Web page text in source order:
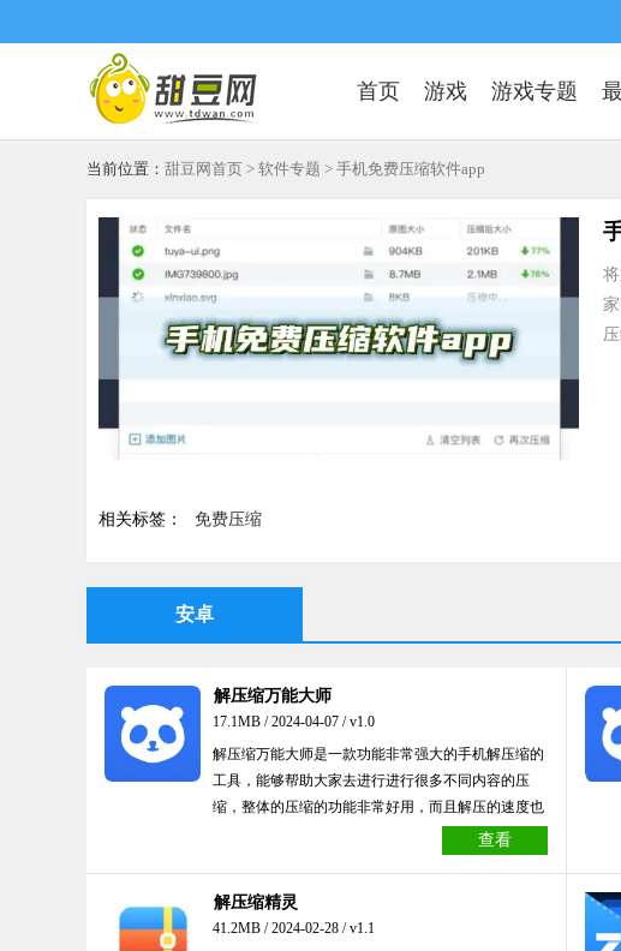
首页 游戏 游戏专题
当前位置： 甜豆网首页 > 软件专题 > 手机免费压缩软件app
相关标签： 免费压缩
安卓
解压缩万能大师
17.1MB / 2024-04-07 / v1.0
解压缩万能大师是一款功能非常强大的手机解压缩的
工具，能够帮助大家去进行进行很多不同内容的压
缩，整体的压缩的功能非常好用，而且解压的速度也
很快，有需要的小伙伴们欢迎来下载试试吧！
查看
解压缩精灵
41.2MB / 2024-02-28 / v1.1